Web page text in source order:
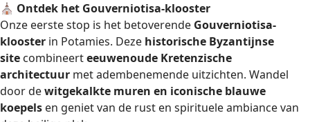
⛪ Ontdek het Gouverniotisa-klooster
Onze eerste stop is het betoverende Gouverniotisa-
klooster in Potamies. Deze historische Byzantijnse
site combineerteeuwenoude Kretenzische
architectuur met adembenemende uitzichten. Wandel
door dewitgekalkte muren en iconische blauwe
koepels en geniet van de rust en spirituele ambiance van